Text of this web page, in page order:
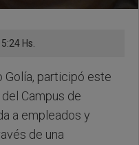
Hs.
Golía, participó este
Campus de
a empleados y
de una